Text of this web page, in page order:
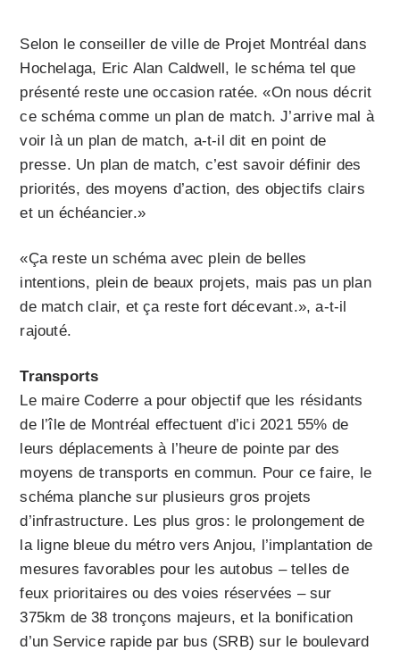
Selon le conseiller de ville de Projet Montréal dans
Hochelaga, Eric Alan Caldwell, le schéma tel que
présenté reste une occasion ratée. «On nous décrit
ce schéma comme un plan de match. J’arrive mal à
voir là un plan de match, a-t-il dit en point de
presse. Un plan de match, c’est savoir définir des
priorités, des moyens d’action, des objectifs clairs
et un échéancier.»
«Ça reste un schéma avec plein de belles
intentions, plein de beaux projets, mais pas un plan
de match clair, et ça reste fort décevant.», a-t-il
rajouté.
Transports
Le maire Coderre a pour objectif que les résidants
de l’île de Montréal effectuent d’ici 2021 55% de
leurs déplacements à l’heure de pointe par des
moyens de transports en commun. Pour ce faire, le
schéma planche sur plusieurs gros projets
d’infrastructure. Les plus gros: le prolongement de
la ligne bleue du métro vers Anjou, l’implantation de
mesures favorables pour les autobus – telles de
feux prioritaires ou des voies réservées – sur
375km de 38 tronçons majeurs, et la bonification
d’un Service rapide par bus (SRB) sur le boulevard